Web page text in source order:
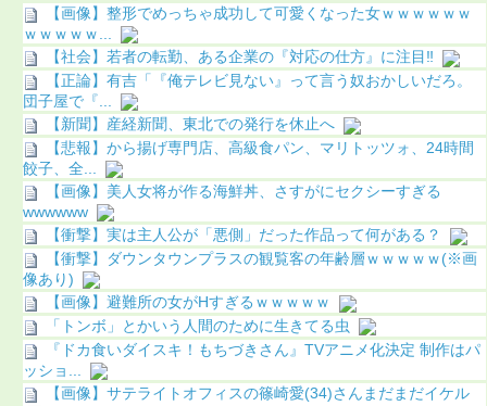
【画像】整形でめっちゃ成功して可愛くなった女ｗｗｗｗｗｗ
ｗｗｗｗｗ...
【社会】若者の転勤、ある企業の『対応の仕方』に注目‼
【正論】有吉「『俺テレビ見ない』って言う奴おかしいだろ。
団子屋で『...
【新聞】産経新聞、東北での発行を休止へ
【悲報】から揚げ専門店、高級食パン、マリトッツォ、24時間
餃子、全...
【画像】美人女将が作る海鮮丼、さすがにセクシーすぎる
wwwwww
【衝撃】実は主人公が「悪側」だった作品って何がある？
【衝撃】ダウンタウンプラスの観覧客の年齢層ｗｗｗｗｗ(※画
像あり)
【画像】避難所の女がHすぎるｗｗｗｗｗ
「トンボ」とかいう人間のために生きてる虫
『ドカ食いダイスキ！もちづきさん』TVアニメ化決定 制作はパ
ッショ...
【画像】サテライトオフィスの篠崎愛(34)さんまだまだイケル